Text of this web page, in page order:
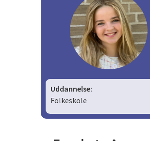
Uddannelse:
Folkeskole